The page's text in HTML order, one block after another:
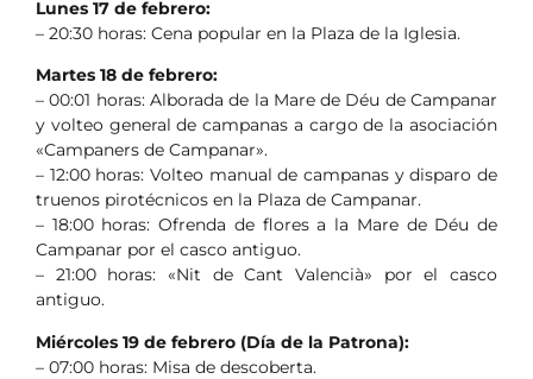
Lunes 17 de febrero:
– 20:30 horas: Cena popular en la Plaza de la Iglesia.
Martes 18 de febrero:
– 00:01 horas: Alborada de la Mare de Déu de Campanar
y volteo general de campanas a cargo de la asociación
«Campaners de Campanar».
– 12:00 horas: Volteo manual de campanas y disparo de
truenos pirotécnicos en la Plaza de Campanar.
– 18:00 horas: Ofrenda de flores a la Mare de Déu de
Campanar por el casco antiguo.
– 21:00 horas: «Nit de Cant Valencià» por el casco
antiguo.
Miércoles 19 de febrero (Día de la Patrona):
– 07:00 horas: Misa de descoberta.